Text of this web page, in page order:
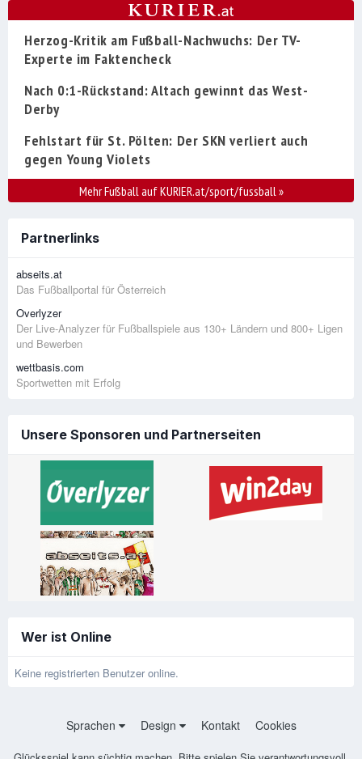
Herzog-Kritik am Fußball-Nachwuchs: Der TV-
Experte im Faktencheck
Nach 0:1-Rückstand: Altach gewinnt das West-
Derby
Fehlstart für St. Pölten: Der SKN verliert auch
gegen Young Violets
Mehr Fußball auf KURIER.at/sport/fussball»
Partnerlinks
abseits.at
Das Fußballportal für Österreich
Overlyzer
Der Live-Analyzer für Fußballspiele aus 130+ Ländern und 800+ Ligen
und Bewerben
wettbasis.com
Sportwetten mit Erfolg
Unsere Sponsoren und Partnerseiten
Wer ist Online
Keine registrierten Benutzer online.
Sprachen Design Kontakt Cookies